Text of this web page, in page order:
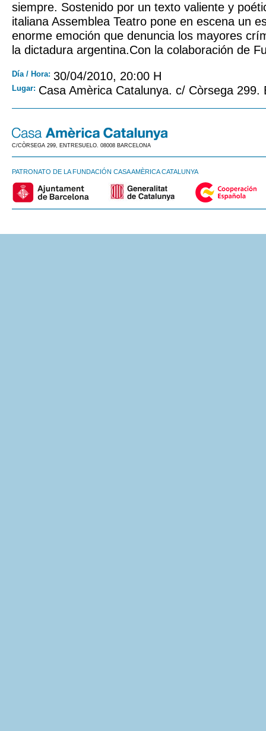
siempre. Sostenido por un texto valiente y
italiana Assemblea Teatro pone en escena un
enorme emoción que denuncia los mayores
la dictadura argentina.Con la colaboración de
Día / Hora: 30/04/2010, 20:00 H
Lugar: Casa Amèrica Catalunya. c/ Còrsega 299.
C/CÒRSEGA 299, ENTRESUELO. 08008 BARCELONA
PATRONATO DE LA FUNDACIÓN CASA AMÈRICA CATALUNYA